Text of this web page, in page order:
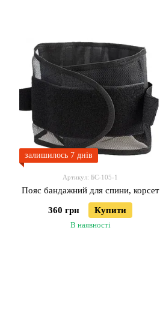
залишилось 7 днів
Артикул: БС-105-1
Пояс бандажний для спини, корсет
360 грн Купити
В наявності